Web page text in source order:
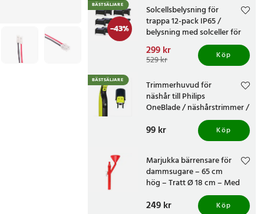
-43%
BÄSTSÄLJARE
Solcellsbelysning för
trappa 12-pack IP65 /
belysning med solceller för
altan och staket /
trappbelysning
Nuvarande pris:
299 krTidigare pris :529 kr
299 kr
529 kr Köp
BÄSTSÄLJARE
Trimmerhuvud för
näshår till Philips
OneBlade / näshårstrimmer /
nästrimmerhuvud
Pris:99 kr
99 kr Köp
Marjukka bärrensare för
dammsugare – 65 cm
hög – Tratt Ø 18 cm – Med
två munstycken
Pris:249 kr
249 kr Köp